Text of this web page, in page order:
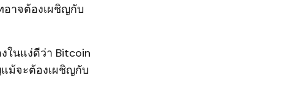
อาจต้องเผชิญกับ
ในแง่ดีว่า Bitcoin
ม้จะต้องเผชิญกับ